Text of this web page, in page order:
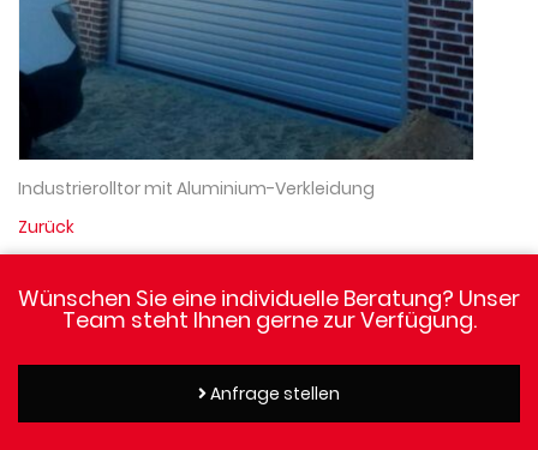
Industrierolltor mit Aluminium-Verkleidung
Zurück
Wünschen Sie eine individuelle Beratung? Unser
Team steht Ihnen gerne zur Verfügung.
Anfrage stellen